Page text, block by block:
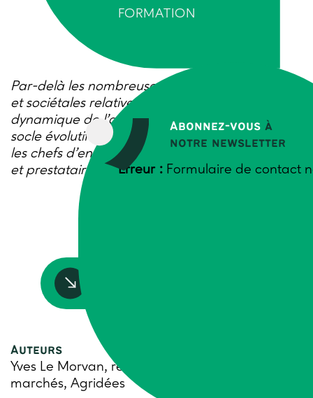
Abonnez-vous à
notre newsletter
Erreur : Formulaire de contact
FORMATION
Par-delà les nombreuses injonctions politiques
et sociétales relatives aux transitions, la
dynamique de l’agriculture se construit sur le
socle évolutif des compétences détenues par
les chefs d’entreprise agricole, avec les salariés
et prestataires associés.
Auteurs
Yves Le Morvan, responsable filières et
marchés, Agridées